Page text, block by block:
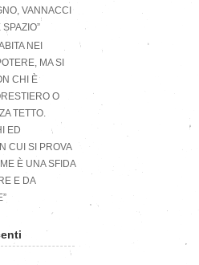
VANNACCI
NEI
MA SI
CHI È
O
TETTO.
ED
CUI SI PROVA
È UNA SFIDA
E DA